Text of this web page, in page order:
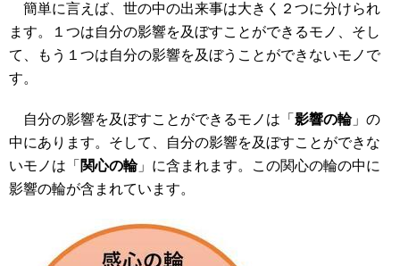
簡単に言えば、世の中の出来事は大きく２つに分けられ
ます。１つは自分の影響を及ぼすことができるモノ、そし
て、もう１つは自分の影響を及ぼうことができないモノで
す。
自分の影響を及ぼすことができるモノは「 影響の輪」の
中にあります。そして、自分の影響を及ぼすことができな
いモノは「 関心の輪」に含まれます。この関心の輪の中に
影響の輪が含まれています。